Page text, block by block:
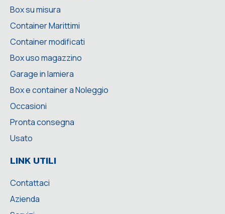
Box su misura
Container Marittimi
Container modificati
Box uso magazzino
Garage in lamiera
Box e container a Noleggio
Occasioni
Pronta consegna
Usato
LINK UTILI
Contattaci
Azienda